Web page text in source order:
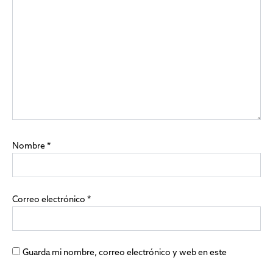
Nombre*
Correo electrónico *
Guarda mi nombre, correo electrónico y web en este